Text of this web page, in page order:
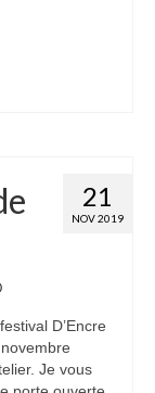
21
NOV 2019
D’Encre
Je vous